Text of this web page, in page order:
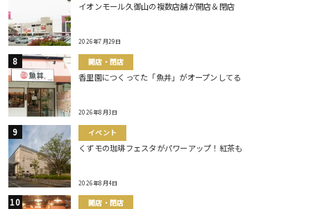
イオンモール久御山の複数店舗が開店＆閉店
2026年7月29日
開店・閉店
香里園につくってた「魚丼」がオープンしてる
2026年8月3日
イベント
くずモの珈琲フェスタがパワーアップ！紅茶も
2026年8月4日
開店・閉店